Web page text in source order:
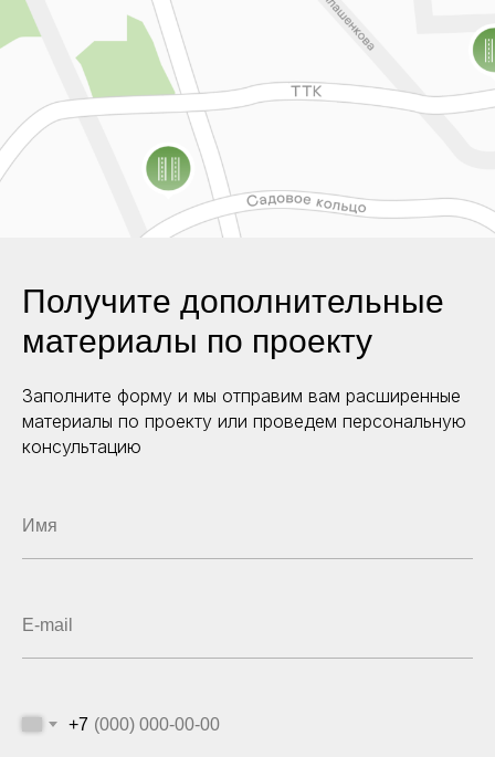
Получите дополнительные
материалы по проекту
Заполните форму и мы отправим вам расширенные
материалы по проекту или проведем персональную
консультацию
+7